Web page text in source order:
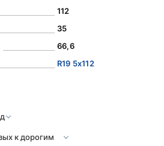
112
35
66,6
R19 5x112